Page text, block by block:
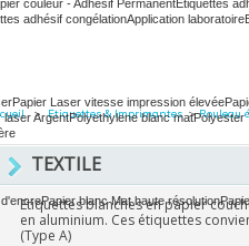
couleur - Adhésif PermanentEtiquettes
adhésif congélationApplication laboratoire
Papier Laser vitesse impression élevée
laser ArgentPolyethylene blanc matPolyester
Papier blanc Mat haute résolution
> Etiquettes & Imprimantes > Rouleau
TEXTILE
Etiquettes blanches en papier
en aluminium. Ces étiquettes
(Type A)